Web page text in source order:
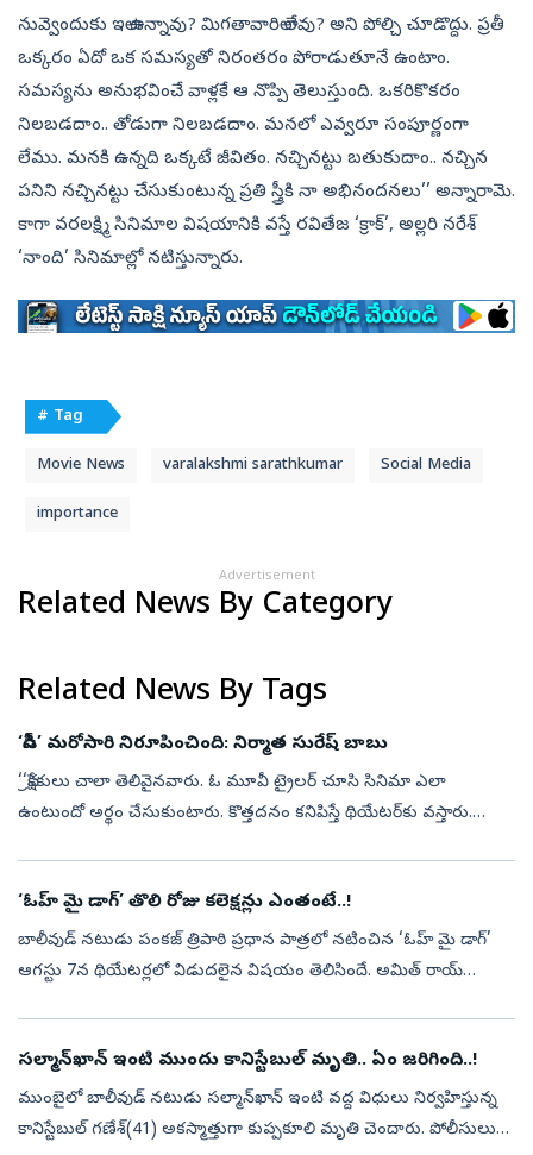
నువ్వెందుకు ఇలా ఉన్నావు? మిగతావారిలా లేవు? అని పోల్చి చూడొద్దు. ప్రతీ
ఒక్కరం ఏదో ఒక సమస్యతో నిరంతరం పోరాడుతూనే ఉంటాం.
సమస్యను అనుభవించే వాళ్లకే ఆ నొప్పి తెలుస్తుంది. ఒకరికొకరం
నిలబడదాం.. తోడుగా నిలబడదాం. మనలో ఎవ్వరూ సంపూర్ణంగా
లేము. మనకి ఉన్నది ఒక్కటే జీవితం. నచ్చినట్టు బతుకుదాం.. నచ్చిన
పనిని నచ్చినట్టు చేసుకుంటున్న ప్రతి స్త్రీకి నా అభినందనలు’’ అన్నారామె.
కాగా వరలక్ష్మి సినిమాల విషయానికి వస్తే రవితేజ ‘క్రాక్‌’, అల్లరి నరేశ్‌
‘నాంది’ సినిమాల్లో నటిస్తున్నారు.
# Tag
Movie News varalakshmi sarathkumar Social Media
importance
Advertisement
Related News By Category
Related News By Tags
‘డీసీ’ మరోసారి నిరూపించింది: నిర్మాత సురేష్‌ బాబు
‘‘ప్రేక్షకులు చాలా తెలివైనవారు. ఓ మూవీ ట్రైలర్‌ చూసి సినిమా ఎలా
ఉంటుందో అర్థం చేసుకుంటారు. కొత్తదనం కనిపిస్తే థియేటర్‌కు వస్తారు.
‘ఓహ్‌ మై డాగ్‌’ తొలి రోజు కలెక్షన్లు ఎంతంటే..!
బాలీవుడ్‌ నటుడు పంకజ్‌ త్రిపాఠి ప్రధాన పాత్రలో నటించిన ‘ఓహ్‌ మై డాగ్‌’
ఆగస్టు 7న థియేటర్లలో విడుదలైన విషయం తెలిసిందే. అమిత్‌ రాయ్‌
సల్మాన్‌ఖాన్‌ ఇంటి ముందు కానిస్టేబుల్‌ మృతి.. ఏం జరిగింది..!
ముంబైలో బాలీవుడ్‌ నటుడు సల్మాన్‌ఖాన్‌ ఇంటి వద్ద విధులు నిర్వహిస్తున్న
కానిస్టేబుల్‌ గణేశ్‌(41) అకస్మాత్తుగా కుప్పకూలి మృతి చెందారు. పోలీసులు